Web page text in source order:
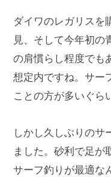
ダイワのレガリスを
見、そして今年初の
の肩慣らし程度でも
想定内ですね。サー
ことの方が多いぐら
しかし久しぶりのサ
ました。砂利で足が
サーフ釣りが最適な